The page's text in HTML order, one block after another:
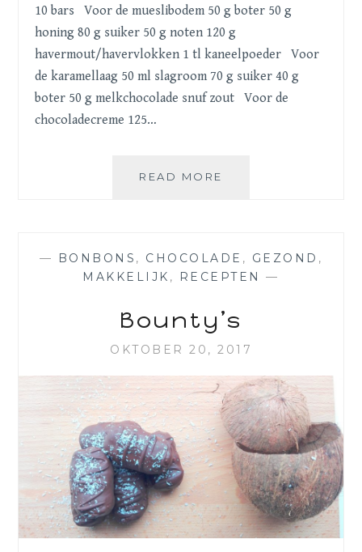
10 bars Voor de mueslibodem 50 g boter 50 g
honing 80 g suiker 50 g noten 120 g
havermout/havervlokken 1 tl kaneelpoeder Voor
de karamellaag 50 ml slagroom 70 g suiker 40 g
boter 50 g melkchocolade snuf zout Voor de
chocoladecreme 125…
READ MORE
— BONBONS , CHOCOLADE , GEZOND ,
MAKKELIJK , RECEPTEN —
Bounty’s
OKTOBER 20, 2017